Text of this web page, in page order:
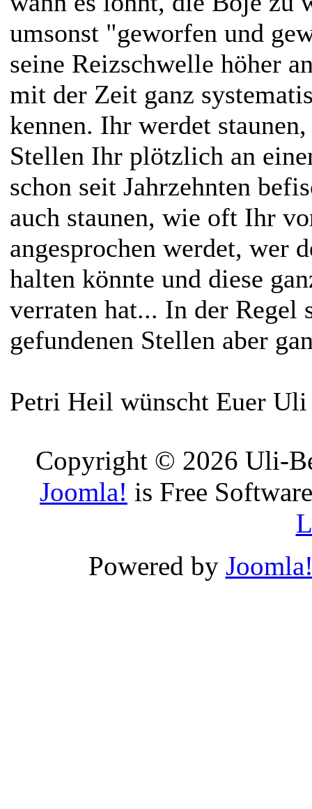
umsonst "geworfen und
seine Reizschwelle höher
mit der Zeit ganz
kennen. Ihr werdet
Stellen Ihr plötzlich an
schon seit Jahrzehnten
auch staunen, wie oft Ihr
angesprochen werdet, wer
halten könnte und diese
verraten hat... In der Regel
gefundenen Stellen aber
Petri Heil wünscht Euer
Copyright © 2026 Uli-
Joomla! is Free
Powered by